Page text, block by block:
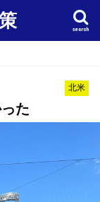
search
北米
た